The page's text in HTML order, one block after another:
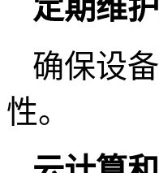
定期维
确保设
性。